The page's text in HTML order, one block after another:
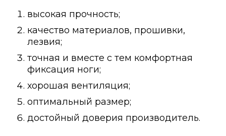
высокая прочность;
качество материалов, прошивки,
лезвия;
точная и вместе с тем комфортная
фиксация ноги;
хорошая вентиляция;
оптимальный размер;
достойный доверия производитель.